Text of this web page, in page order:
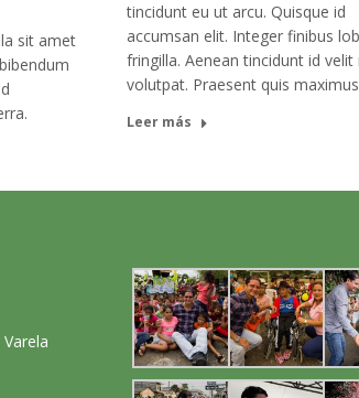
sit amet
tincidunt eu ut arcu. Quisque id
accumsan elit. Integer finibus
fringilla. Aenean tincidunt id velit
volutpat. Praesent quis
Leer más